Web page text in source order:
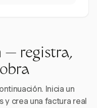
— registra,
Inicia un
y crea una factura real